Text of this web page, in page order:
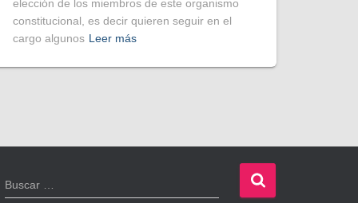
elección de los miembros de este organismo
constitucional, es decir quieren seguir en el
cargo algunos Leer más
B
u
Buscar …